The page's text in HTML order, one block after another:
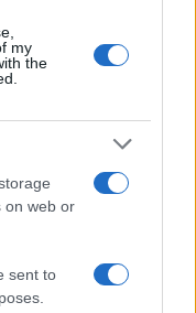
my
the
on web or
sent to